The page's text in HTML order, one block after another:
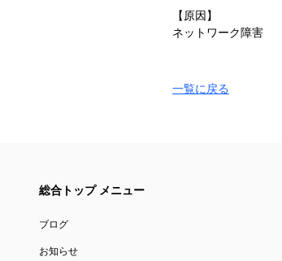
【原因】
ネットワーク障害
一覧に戻る
総合トップ メニュー
ブログ
お知らせ